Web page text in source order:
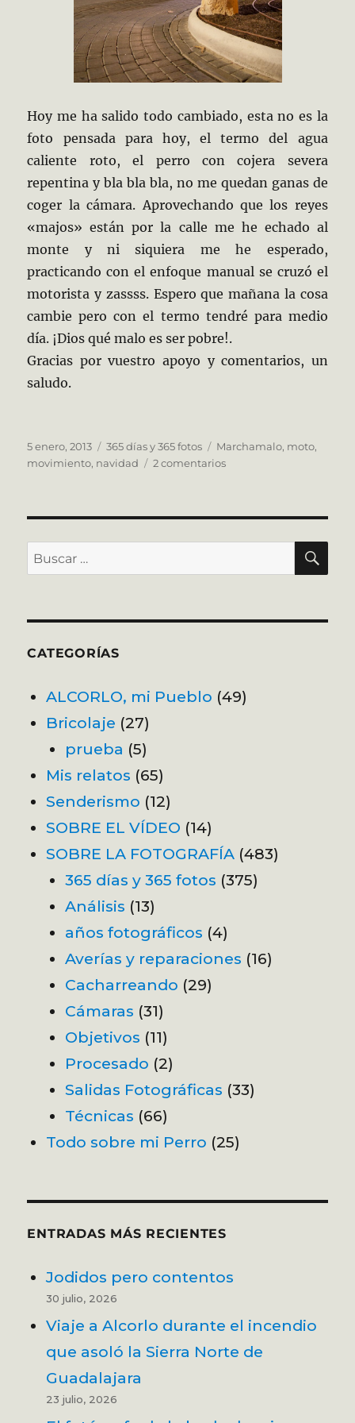
Hoy me ha salido todo cambiado, esta no es la
foto pensada para hoy, el termo del agua
caliente roto, el perro con cojera severa
repentina y bla bla bla, no me quedan ganas de
coger la cámara. Aprovechando que los reyes
«majos» están por la calle me he echado al
monte y ni siquiera me he esperado,
practicando con el enfoque manual se cruzó el
motorista y zassss. Espero que mañana la cosa
cambie pero con el termo tendré para medio
día. ¡Dios qué malo es ser pobre!.
Gracias por vuestro apoyo y comentarios, un
saludo.
Publicado
el
5 enero, 2013 Categorías
365 días y 365 fotos Etiquetas
Marchamalo, moto,
movimiento, navidad 2 comentariosen
Buscar
por:
CATEGORÍAS
ALCORLO, mi Pueblo (49)
Bricolaje (27)
prueba (5)
Mis relatos (65)
Senderismo (12)
SOBRE EL VÍDEO (14)
SOBRE LA FOTOGRAFÍA (483)
365 días y 365 fotos (375)
Análisis (13)
años fotográficos (4)
Averías y reparaciones (16)
Cacharreando (29)
Cámaras (31)
Objetivos (11)
Procesado (2)
Salidas Fotográficas (33)
Técnicas (66)
Todo sobre mi Perro (25)
ENTRADAS MÁS RECIENTES
Jodidos pero contentos
30 julio, 2026
Viaje a Alcorlo durante el incendio
que asoló la Sierra Norte de
Guadalajara
23 julio, 2026